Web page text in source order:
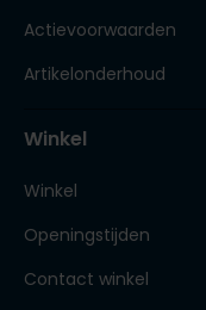
Actievoorwaarden
Artikelonderhoud
Winkel
Winkel
Openingstijden
Contact winkel